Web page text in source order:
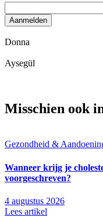
Aanmelden
Donna
Aysegül
Misschien ook
Gezondheid &
Wanneer krijg je
voorgeschreven?
4 augustus 2026
Lees artikel